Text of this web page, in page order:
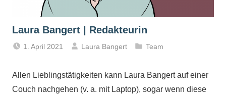
Laura Bangert | Redakteurin
1. April 2021 Laura Bangert Team
Allen Lieblingstätigkeiten kann Laura Bangert auf einer
Couch nachgehen (v. a. mit Laptop), sogar wenn diese